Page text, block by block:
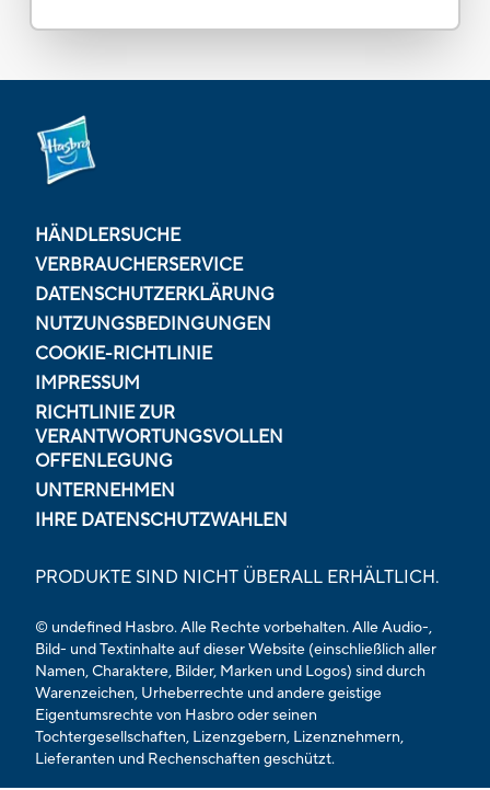
HÄNDLERSUCHE
VERBRAUCHERSERVICE
DATENSCHUTZERKLÄRUNG
NUTZUNGSBEDINGUNGEN
COOKIE-RICHTLINIE
IMPRESSUM
RICHTLINIE ZUR
VERANTWORTUNGSVOLLEN
OFFENLEGUNG
UNTERNEHMEN
IHRE DATENSCHUTZWAHLEN
PRODUKTE SIND NICHT ÜBERALL ERHÄLTLICH.
© undefined Hasbro. Alle Rechte vorbehalten. Alle Audio-,
Bild- und Textinhalte auf dieser Website (einschließlich aller
Namen, Charaktere, Bilder, Marken und Logos) sind durch
Warenzeichen, Urheberrechte und andere geistige
Eigentumsrechte von Hasbro oder seinen
Tochtergesellschaften, Lizenzgebern, Lizenznehmern,
Lieferanten und Rechenschaften geschützt.